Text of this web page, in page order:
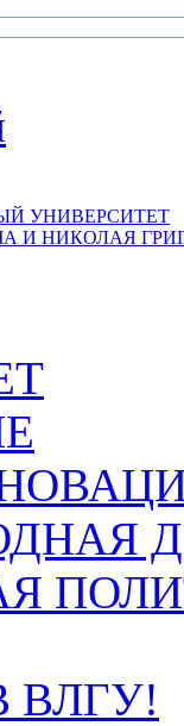
УНИВЕРСИТЕТ
И НИКОЛАЯ
ВЛГУ!